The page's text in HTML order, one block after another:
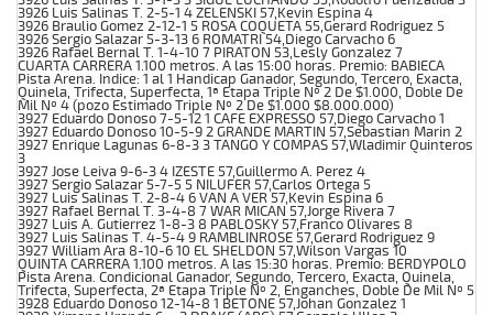
3926 Luis Salinas T. 2-5-1 4 ZELENSKI 57,Kevin Espina 4
3926 Braulio Gomez 2-12-1 5 ROSA COQUETA 55,Gerard Rodriguez 5
3926 Sergio Salazar 5-3-13 6 ROMATRI 54,Diego Carvacho 6
3926 Rafael Bernal T. 1-4-10 7 PIRATON 53,Lesly Gonzalez 7
CUARTA CARRERA 1.100 metros. A las 15:00 horas. Premio: BABIECA
Pista Arena. Indice: 1 al 1 Handicap Ganador, Segundo, Tercero, Exacta,
Quinela, Trifecta, Superfecta, 1ª Etapa Triple Nº 2 De $1.000, Doble De
Mil Nº 4 (pozo Estimado Triple Nº 2 De $1.000 $8.000.000)
3927 Eduardo Donoso 7-5-12 1 CAFE EXPRESSO 57,Diego Carvacho 1
3927 Eduardo Donoso 10-5-9 2 GRANDE MARTIN 57,Sebastian Marin 2
3927 Enrique Lagunas 6-8-3 3 TANGO Y COMPAS 57,Wladimir Quinteros
3
3927 Jose Leiva 9-6-3 4 IZESTE 57,Guillermo A. Perez 4
3927 Sergio Salazar 5-7-5 5 NILUFER 57,Carlos Ortega 5
3927 Luis Salinas T. 2-8-4 6 VAN A VER 57,Kevin Espina 6
3927 Rafael Bernal T. 3-4-8 7 WAR MICAN 57,Jorge Rivera 7
3927 Luis A. Gutierrez 1-8-3 8 PABLOSKY 57,Franco Olivares 8
3927 Luis Salinas T. 4-5-4 9 RAMBLINROSE 57,Gerard Rodriguez 9
3927 William Ara 8-10-6 10 EL SHELDON 57,Wilson Vargas 10
QUINTA CARRERA 1.100 metros. A las 15:30 horas. Premio: BERDYPOLO
Pista Arena. Condicional Ganador, Segundo, Tercero, Exacta, Quinela,
Trifecta, Superfecta, 2ª Etapa Triple Nº 2, Enganches, Doble De Mil Nº 5
3928 Eduardo Donoso 12-14-8 1 BETONE 57,Johan Gonzalez 1